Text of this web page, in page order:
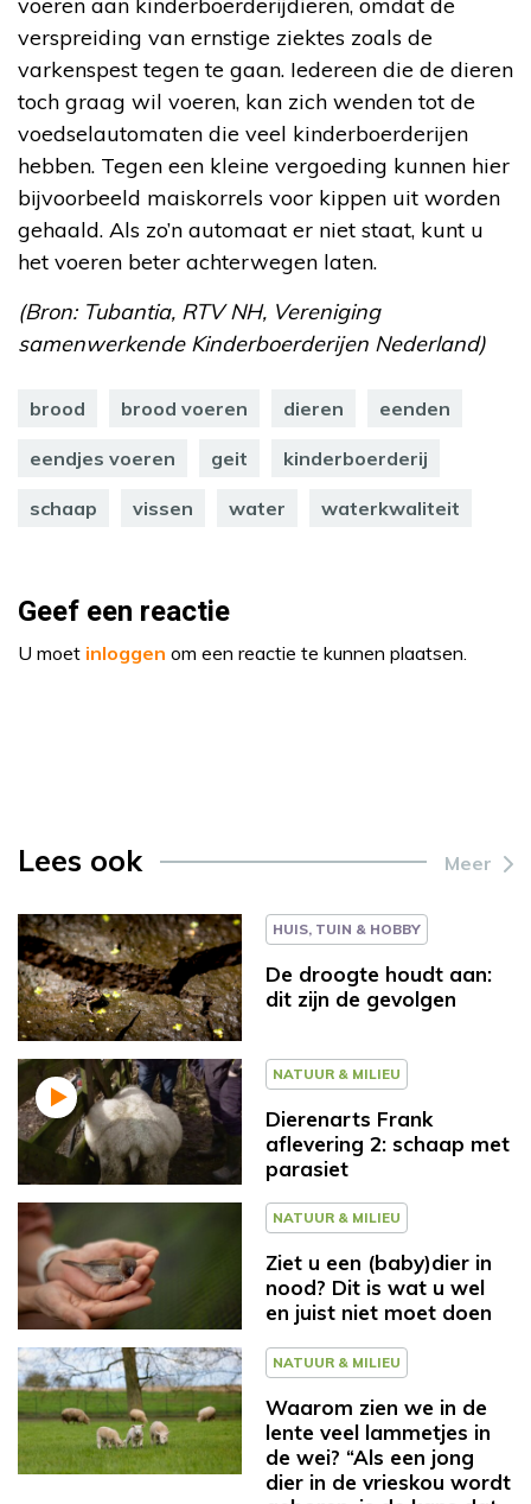
verspreiding van ernstige ziektes zoals de
varkenspest tegen te gaan. Iedereen die de dieren
toch graag wil voeren, kan zich wenden tot de
voedselautomaten die veel kinderboerderijen
hebben. Tegen een kleine vergoeding kunnen hier
bijvoorbeeld maiskorrels voor kippen uit worden
gehaald. Als zo’n automaat er niet staat, kunt u
het voeren beter achterwegen laten.
(Bron: Tubantia, RTV NH, Vereniging
samenwerkende Kinderboerderijen Nederland)
brood brood voeren dieren eenden
eendjes voeren geit kinderboerderij
schaap vissen water waterkwaliteit
Geef een reactie
U moet inloggen om een reactie te kunnen plaatsen.
Lees ook Meer
HUIS, TUIN & HOBBY
De droogte houdt aan:
dit zijn de gevolgen
NATUUR & MILIEU
Dierenarts Frank
aflevering 2: schaap met
parasiet
NATUUR & MILIEU
Ziet u een (baby)dier in
nood? Dit is wat u wel
en juist niet moet doen
NATUUR & MILIEU
Waarom zien we in de
lente veel lammetjes in
de wei? “Als een jong
dier in de vrieskou wordt